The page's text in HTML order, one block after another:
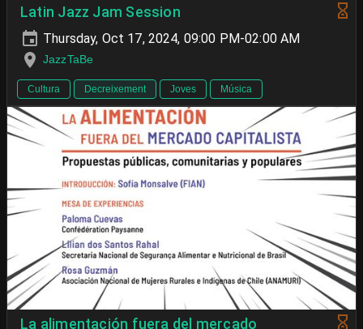
Latin Jazz Jam Session
Thursday, Oct 17, 2024, 09:00 PM-02:00 AM
JazzTaBe
Cultura Decreixement Joves Música
La alimentación fuera del mercado